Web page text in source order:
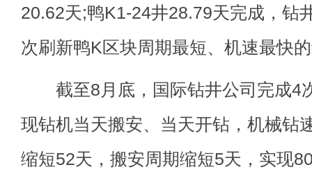
20.62天;鸭K1-24井28.79天完成，钻
次刷新鸭K区块周期最短、机速最快
截至8月底，国际钻井公司完成4
现钻机当天搬安、当天开钻，机械钻
缩短52天，搬安周期缩短5天，实现